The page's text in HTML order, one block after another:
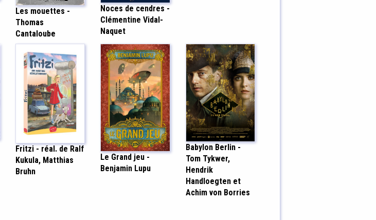
Les mouettes -
Thomas
Cantaloube
Noces de cendres -
Clémentine Vidal-
Naquet
Fritzi - réal. de Ralf
Kukula, Matthias
Bruhn
Le Grand jeu -
Benjamin Lupu
Babylon Berlin -
Tom Tykwer,
Hendrik
Handloegten et
Achim von Borries